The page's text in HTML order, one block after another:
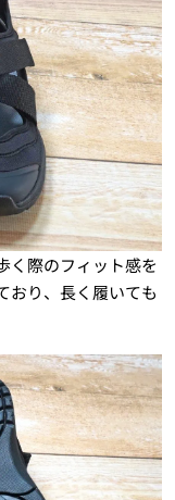
く際のフィット感を
おり、長く履いても